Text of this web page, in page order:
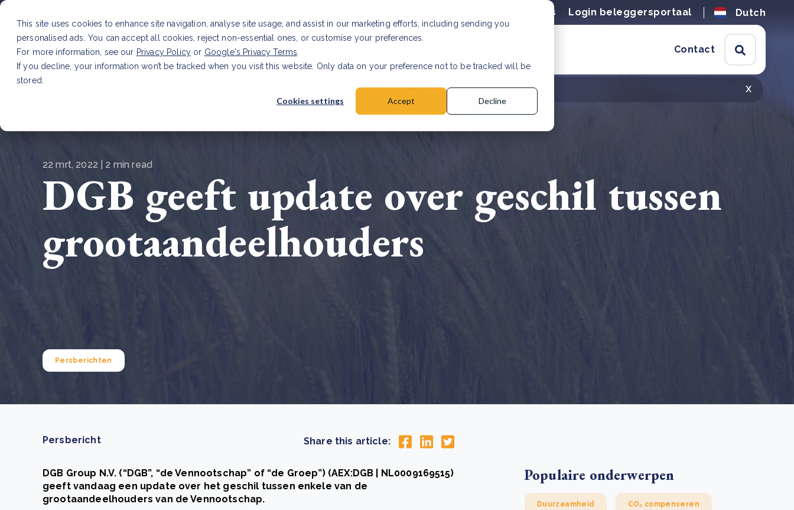
This site uses cookies to enhance site navigation, analyse site usage, and assist in our marketing efforts, including sending you
personalised ads. You can accept all cookies, reject non-essential ones, or customise your preferences.
For more information, see our Privacy Policy or Google's Privacy Terms
If you decline, your information won’t be tracked when you visit this website. Only data on your preference not to be tracked will be
stored.
Cookies settings Accept Decline
Vacatures Login beleggersportaal Dutch
Diensten & Producten Contact
x
CSRD en uw positie als leverancier: wat verandert er in 2026?Lees artikel
22 mrt, 2022 | 2 min read
DGB geeft update over geschil tussen
grootaandeelhouders
Persberichten
Persbericht Share this article:
DGB Group N.V. (“DGB”, “de Vennootschap” of “de Groep”) (AEX:DGB | NL0009169515)
geeft vandaag een update over het geschil tussen enkele van de
grootaandeelhouders van de Vennootschap.
Populaire onderwerpen
Duurzaamheid CO₂ compenseren